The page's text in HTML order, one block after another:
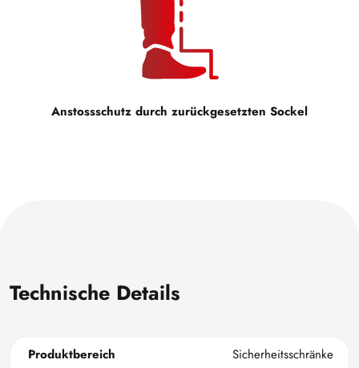
Anstossschutz durch zurückgesetzten Sockel
Technische Details
Produktbereich
Sicherheitsschränke